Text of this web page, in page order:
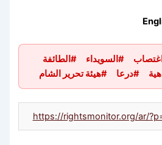
#السويداء
#الطائفة
#درعا #هيئة تحرير الشام
https://rightsmonitor.org/ar/